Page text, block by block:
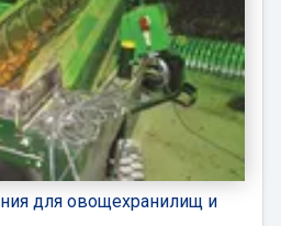
для овощехранилищ и